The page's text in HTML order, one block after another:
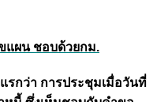
แผน ชอบด้วยกม.
กว่า การประชุมเมื่อวันที่